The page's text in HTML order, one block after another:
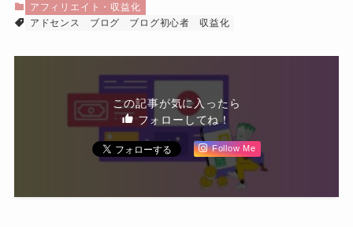
アフィリエイト・収益化
アドセンス
ブログ ブログ初心者 収益化
この記事が気に入ったら
フォローしてね！
Follow Me